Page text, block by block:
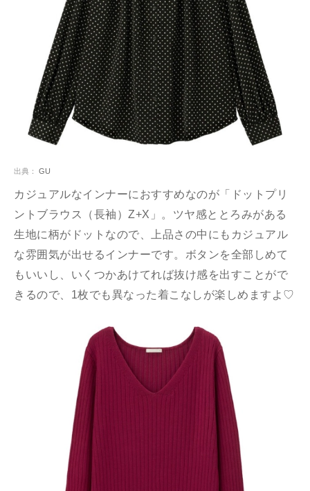
出典： GU
カジュアルなインナーにおすすめなのが「ドットプリ
ントブラウス（長袖）Z+X」。ツヤ感ととろみがある
生地に柄がドットなので、上品さの中にもカジュアル
な雰囲気が出せるインナーです。ボタンを全部しめて
もいいし、いくつかあけてれば抜け感を出すことがで
きるので、1枚でも異なった着こなしが楽しめますよ♡